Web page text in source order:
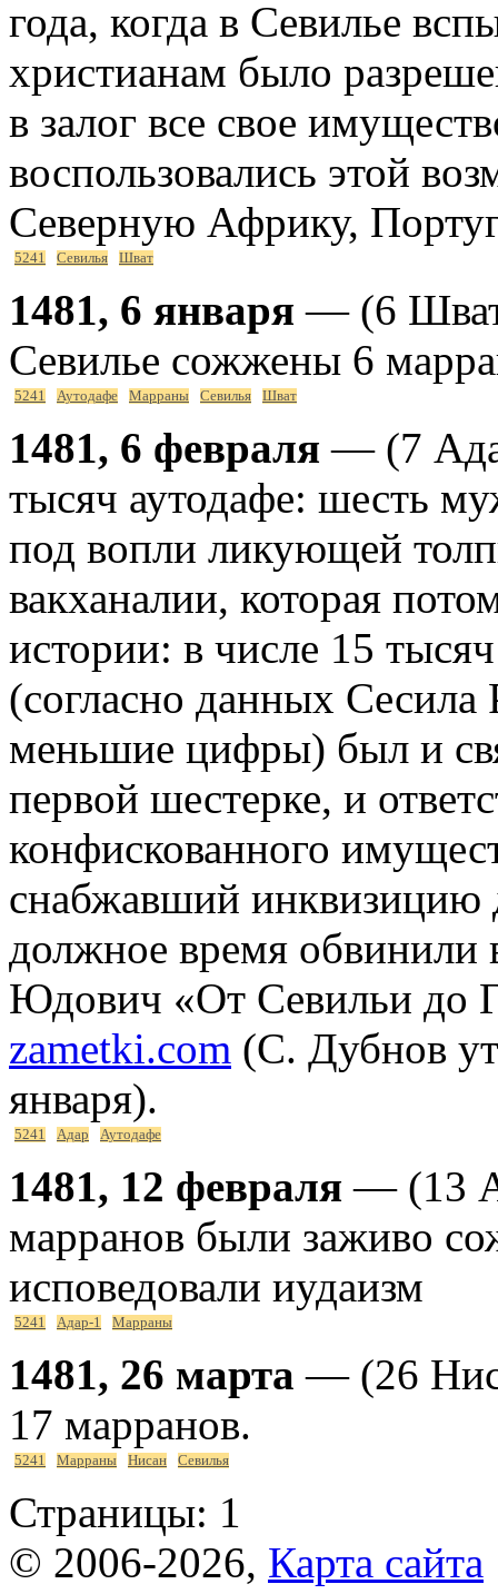
года, когда в Севилье
христианам было
в залог все свое
воспользовались этой
Северную Африку,
5241 Севилья Шват
1481, 6 января — (6
Севилье сожжены 6
5241 Аутодафе Марраны Севилья Шват
1481, 6 февраля — (7
тысяч аутодафе: шесть
под вопли ликующей
вакханалии, которая
истории: в числе 15
(согласно данных Сесила
меньшие цифры) был и
первой шестерке, и
конфискованного
снабжавший инквизицию
должное время обвинили
Юдович «От Севильи до
zametki.com (C. Дубнов
января).
5241 Адар Аутодафе
1481, 12 февраля — (13
марранов были заживо
исповедовали иудаизм
5241 Адар-1 Марраны
1481, 26 марта — (26
17 марранов.
5241 Марраны Нисан Севилья
Страницы: 1
© 2006-2026, Карта сайта